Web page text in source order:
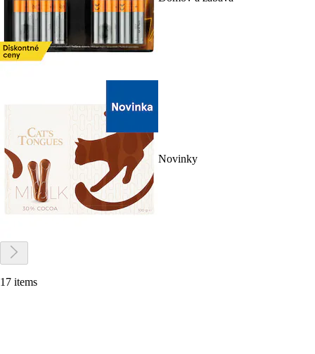
Novinky
17 items